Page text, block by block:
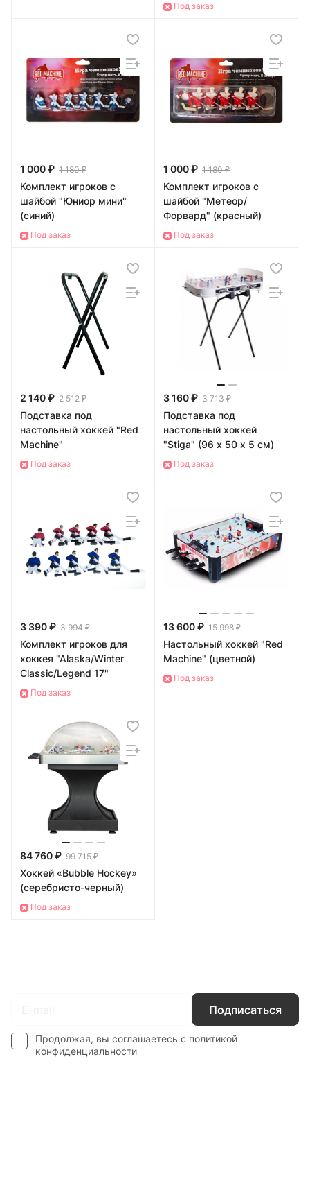
Под заказ
1 000 ₽ 1 180 ₽
Комплект игроков с
шайбой "Юниор мини"
(синий)
Под заказ
1 000 ₽ 1 180 ₽
Комплект игроков с
шайбой "Метеор/
Форвард" (красный)
Под заказ
2 140 ₽ 2 512 ₽
Подставка под
настольный хоккей "Red
Machine"
Под заказ
3 160 ₽ 3 713 ₽
Подставка под
настольный хоккей
"Stiga" (96 x 50 x 5 см)
Под заказ
3 390 ₽ 3 994 ₽
Комплект игроков для
хоккея "Alaska/Winter
Classic/Legend 17"
Под заказ
13 600 ₽ 15 998 ₽
Настольный хоккей "Red
Machine" (цветной)
Под заказ
84 760 ₽ 99 715 ₽
Хоккей «Bubble Hockey»
(серебристо-черный)
Под заказ
Подписаться
Продолжая, вы соглашаетесь с политикой
конфиденциальности